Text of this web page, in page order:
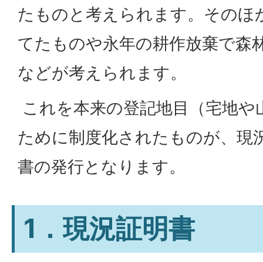
たものと考えられます。そのほ
てたものや永年の耕作放棄で森
などが考えられます。
これを本来の登記地目（宅地
ために制度化されたものが、現
書の発行となります。
1．現況証明書